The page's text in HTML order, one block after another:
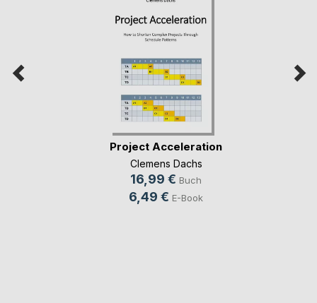
Project Acceleration
Clemens Dachs
16,99 € Buch
6,49 € E-Book